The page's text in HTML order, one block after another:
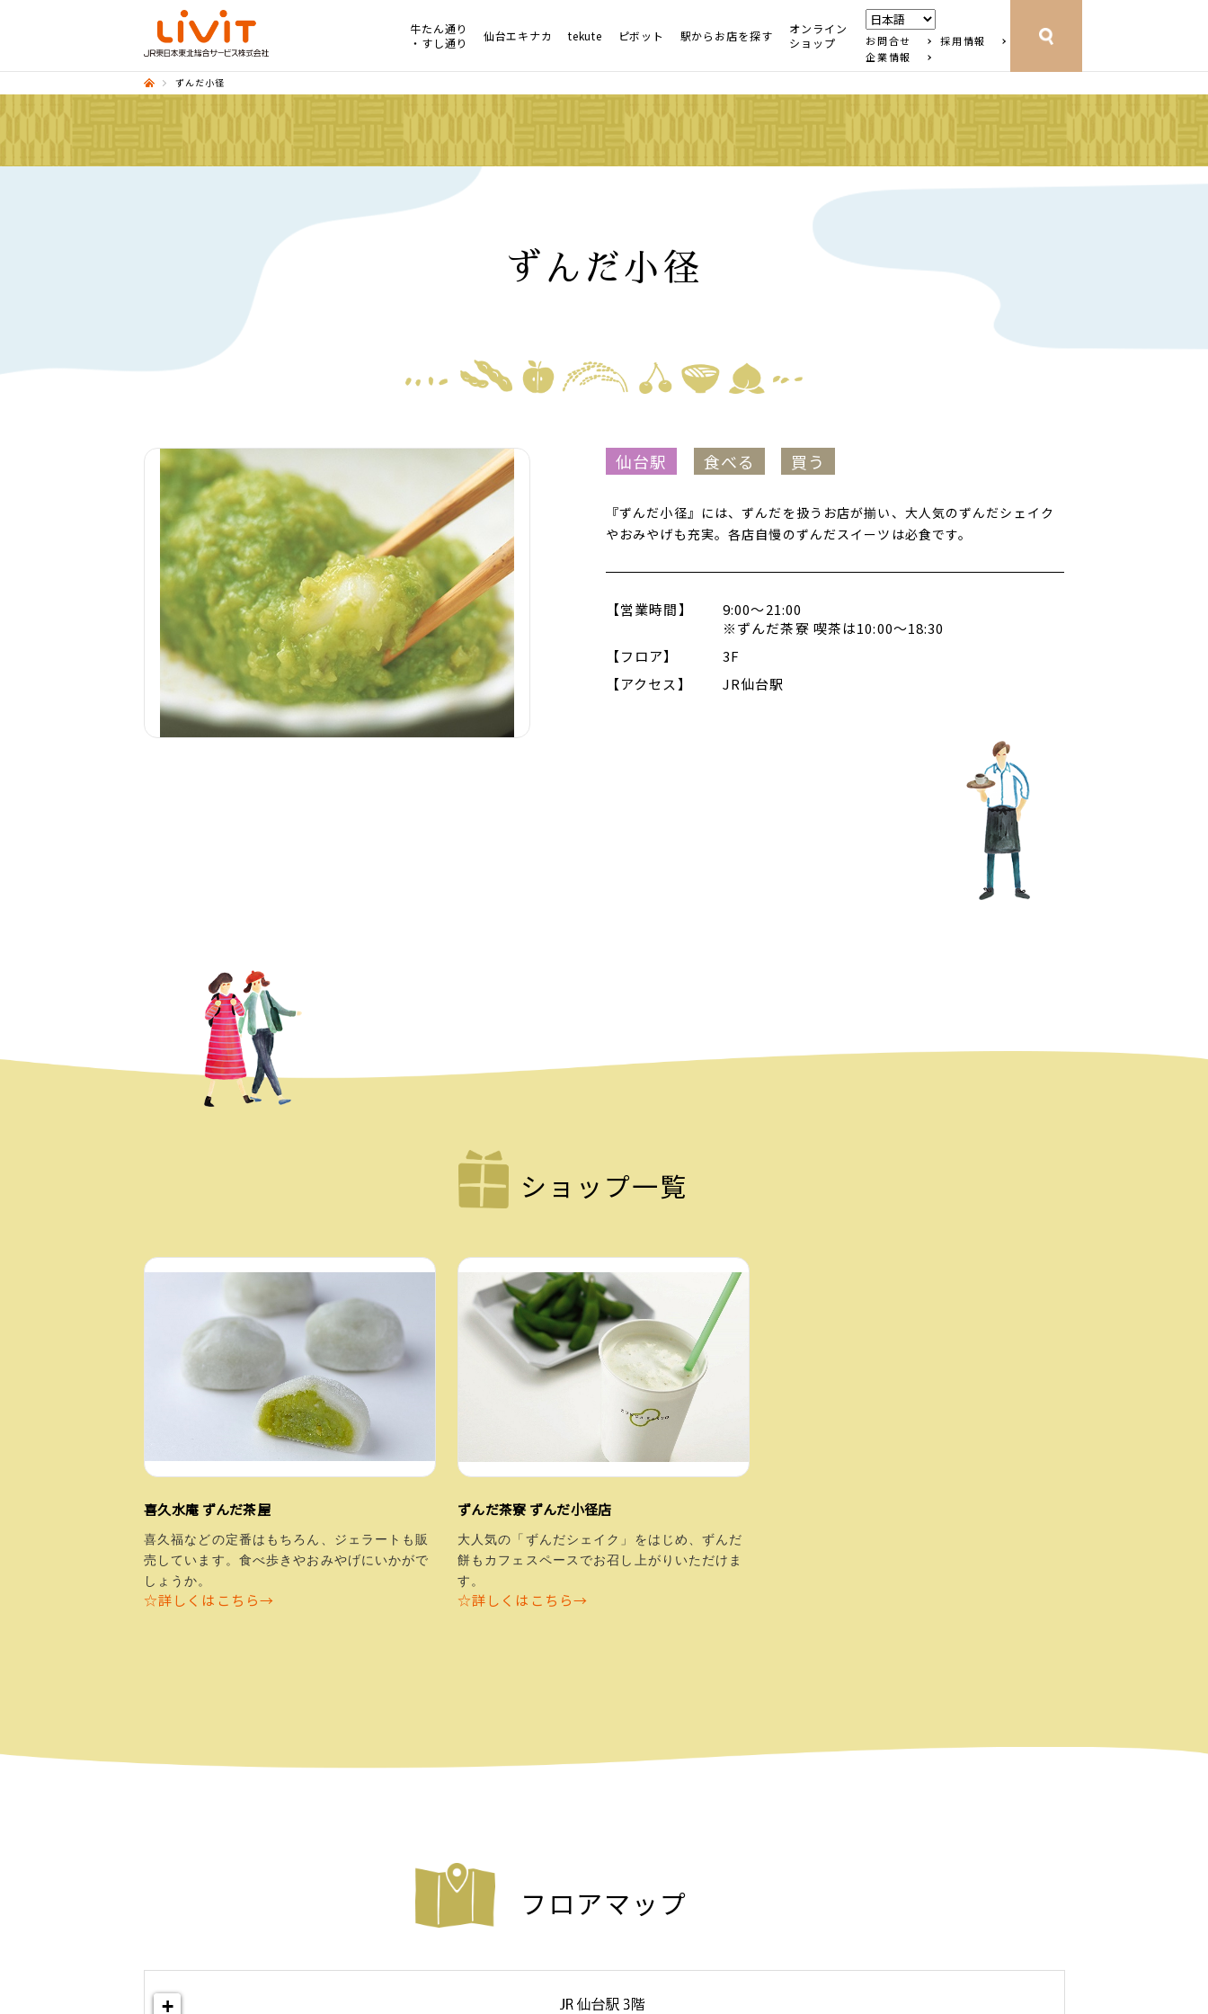
牛たん通り
・すし通り
仙台エキナカ tekute ピボット 駅からお店を探す
オンライン
ショップ
お問合せ
採用情報
企業情報
ずんだ小径
ずんだ小径
仙台駅 食べる 買う
『ずんだ小径』には、ずんだを扱うお店が揃い、大人気のずんだシェイク
やおみやげも充実。各店自慢のずんだスイーツは必食です。
【営業時間】
9:00～21:00
※ずんだ茶寮 喫茶は10:00～18:30
【フロア】
3F
【アクセス】
JR仙台駅
ショップ一覧
喜久水庵 ずんだ茶屋
喜久福などの定番はもちろん、ジェラートも販
売しています。食べ歩きやおみやげにいかがで
しょうか。
☆詳しくはこちら→
ずんだ茶寮 ずんだ小径店
大人気の「ずんだシェイク」をはじめ、ずんだ
餅もカフェスペースでお召し上がりいただけま
す。
☆詳しくはこちら→
フロアマップ